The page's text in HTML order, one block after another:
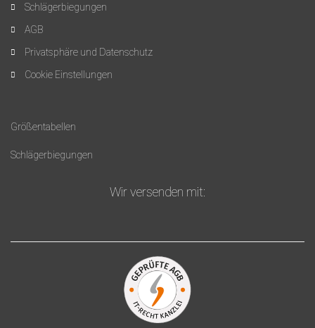
Schlägerbiegungen
AGB
Privatsphäre und Datenschutz
Cookie Einstellungen
Größentabellen
Schlägerbiegungen
Wir versenden mit: